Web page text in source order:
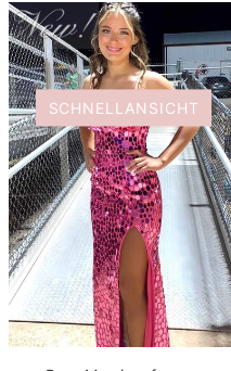
SCHNELLANSICHT